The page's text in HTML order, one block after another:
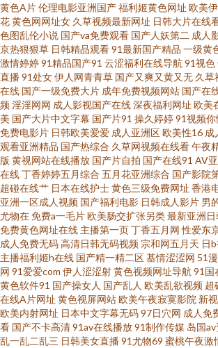
大香蕉婷 91爱爱爱 av老司机亚洲 第一福利導航AV 九
本道 伊人艹av 97超碰资源共享 丁香五月花福利 久草
婷婷日本 自拍超碰人人 97亚洲色 丁香五月综合在线
视频五区 亚洲福利二区 91伊人橘子 成人剧场www 激
电影 丝袜AV影院 中文字幕熟女青草 白丝足交视频 国
网址 天堂国产 91tv官网 www豆花av 国产精选9191 老
视频 亚洲色情传媒电影 av探花 国产视频二区 免费观
字幕女优熟女 AV一二 国产极品第99 老司机导航AV
丝入口 成人超碰网 九一青青青青草 日本叉叉叉成人片
人人草人人爱 福利视频网址导航 久久国产精品久久
黄色A片伦理电影亚洲国产福利姬黄色网址 欧美
花黄色网网址女 久草视频最新网址 日韩大片在线
色图乱伦小说 国产va免费观看 国产人妖第二 成人
京热狠狠草 日韩精品观看91最新国产精品 一级黄
激情婷婷91精品国产91 云涩福利在线导航 91视色
直播91处女伊人网青青草 国产又爽又黄又无 久草
在线 国产一级免费大片 成年免费视频网站 国产在
频淫淫网网 成人影视国产在线深夜福利网址 欧美
美 国产大片中文字幕 国产片91 操久婷婷91视频你
免费电影片 日韩欧美爱爱 成人亚洲区欧美性16 成
观看亚洲精品 国产热综合 久草网视频在线看午夜
版 黄视网站在线播放 国产片自拍 国产在线91 AV
在线丁香婷婷五月综合 五月花亚洲综合 国产影院
超碰在线艹 日本在线护士黄色三级免费网址 香港
亚洲一区成人视频 国产福利电影 日韩成人影片 男
尤物在免费a一毛片欧美肠交扩张另类最新亚洲日
免费黄色网址在线 主播第一页丁香五月网 性爱东
成人免费无码高清日韩无码视频 宗和网五月天 日
主播福利姬h在线 国产精一精二区基情涩涩网 51
网 91爱爱com 伊人涩涩射黄色视频网址导航 91国
黄色软件91 国产操女人 国产乱人 欧美乱欲视频 超
在线A片网址 黄色视屏网站欧美午夜寂寞影院 新
欧美内射网址 日本中文字幕无码97日穴网 成人免
看 国产不卡高清91av在线播放91制作传媒 岛国
乱一乱二乱三 日韩美女直播91尤物69 蜜桃午夜激